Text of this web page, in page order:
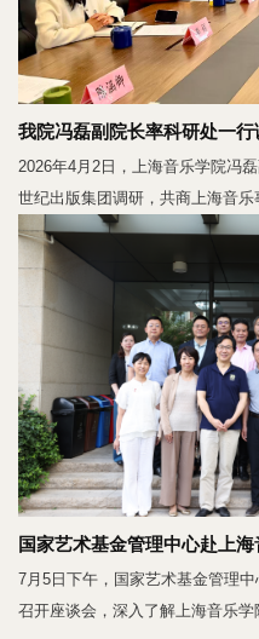
我院冯磊副院长率科研处一
2026年4月2日，上海音乐学院冯
世纪出版集团调研，共商上海音乐
团）副总裁秦志华、上海音乐出
海音乐学院科研处处长王旭青、
华副总裁首先回顾了上海音乐学
介绍了集团未来三年出版规划。
海实践”、“习近平文化思想最佳
化工程出版工作，期待与上音强
作。冯磊副院长对上音学术发展
音秉持“中西
国家艺术基金管理中心赴上
7月5日下午，国家艺术基金管理
召开座谈会，深入了解上海音乐学